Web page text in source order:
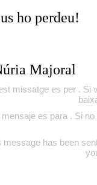
ho perdeu!
missatge es per . Si
mensaje es para . Si
message has been